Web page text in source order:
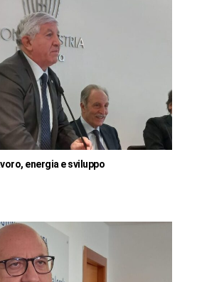
energia e sviluppo